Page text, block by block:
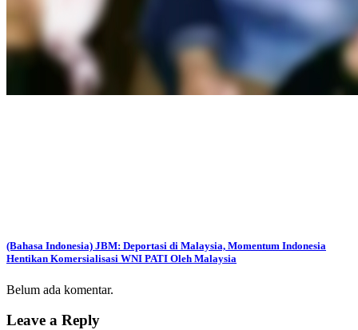
(Bahasa Indonesia) JBM: Deportasi di Malaysia, Momentum Indonesia
Hentikan Komersialisasi WNI PATI Oleh Malaysia
Belum ada komentar.
Leave a Reply